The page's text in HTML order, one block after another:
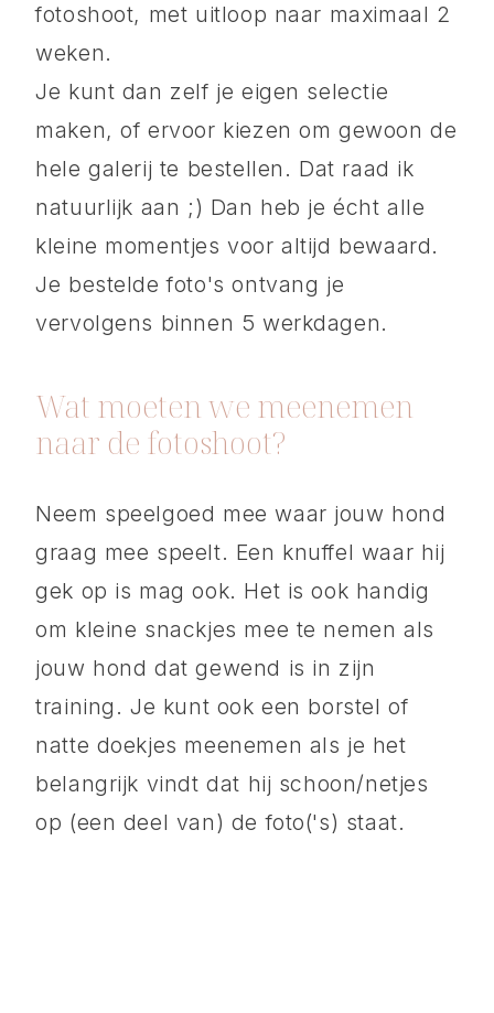
Neem speelgoed mee waar jouw hond
graag mee speelt. Een knuffel waar hij
gek op is mag ook. Het is ook handig
om kleine snackjes mee te nemen als
jouw hond dat gewend is in zijn
training. Je kunt ook een borstel of
natte doekjes meenemen als je het
belangrijk vindt dat hij schoon/netjes
op (een deel van) de foto('s) staat.
Wat moeten we meenemen
naar de fotoshoot?
fotoshoot, met uitloop naar maximaal 2
weken.
Je kunt dan zelf je eigen selectie
maken, of ervoor kiezen om gewoon de
hele galerij te bestellen. Dat raad ik
natuurlijk aan ;) Dan heb je écht alle
kleine momentjes voor altijd bewaard.
Je bestelde foto's ontvang je
vervolgens binnen 5 werkdagen.